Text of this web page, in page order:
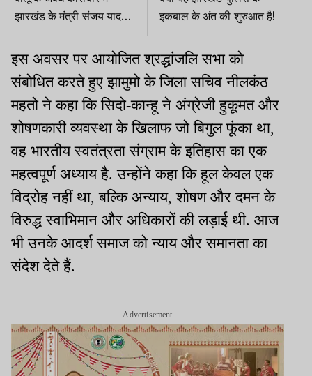
झारखंड के मंत्री संजय यादव
पर बिहार में आरोप तय
इकबाल के अंत की शुरुआत है!
इस अवसर पर आयोजित श्रद्धांजलि सभा को
संबोधित करते हुए झामुमो के जिला सचिव नीलकंठ
महतो ने कहा कि सिदो-कान्हू ने अंग्रेजी हुकूमत और
शोषणकारी व्यवस्था के खिलाफ जो बिगुल फूंका था,
वह भारतीय स्वतंत्रता संग्राम के इतिहास का एक
महत्वपूर्ण अध्याय है. उन्होंने कहा कि हूल केवल एक
विद्रोह नहीं था, बल्कि अन्याय, शोषण और दमन के
विरुद्ध स्वाभिमान और अधिकारों की लड़ाई थी. आज
भी उनके आदर्श समाज को न्याय और समानता का
संदेश देते हैं.
Advertisement